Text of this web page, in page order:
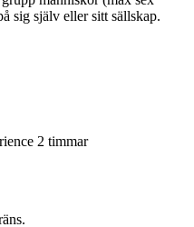
sig själv eller sitt sällskap.
2 timmar